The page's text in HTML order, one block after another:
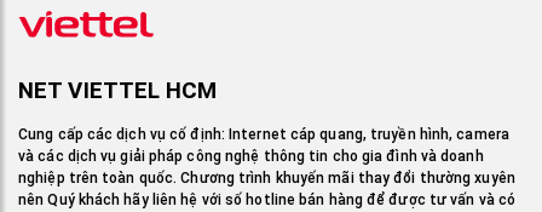
NET VIETTEL HCM
Cung cấp các dịch vụ cố định: Internet cáp quang, truyền hình, camera
và các dịch vụ giải pháp công nghệ thông tin cho gia đình và doanh
nghiệp trên toàn quốc. Chương trình khuyến mãi thay đổi thường xuyên
nên Quý khách hãy liên hệ với số hotline bán hàng để được tư vấn và có